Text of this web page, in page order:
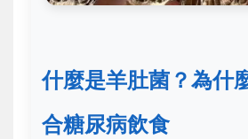
什麼是羊肚菌？為什
合糖尿病飲食